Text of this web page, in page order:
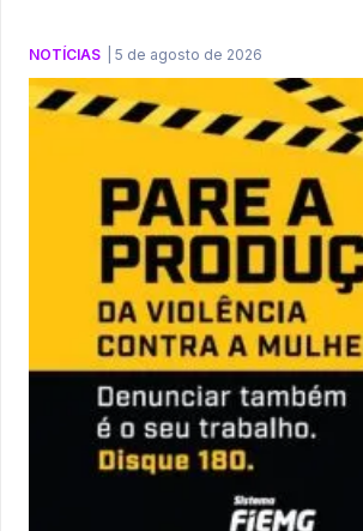
NOTÍCIAS 5 de agosto de 2026